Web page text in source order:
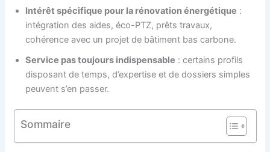
Intérêt spécifique pour la rénovation énergétique :
intégration des aides, éco-PTZ, prêts travaux,
cohérence avec un projet de bâtiment bas carbone.
Service pas toujours indispensable : certains profils
disposant de temps, d’expertise et de dossiers simples
peuvent s’en passer.
Sommaire